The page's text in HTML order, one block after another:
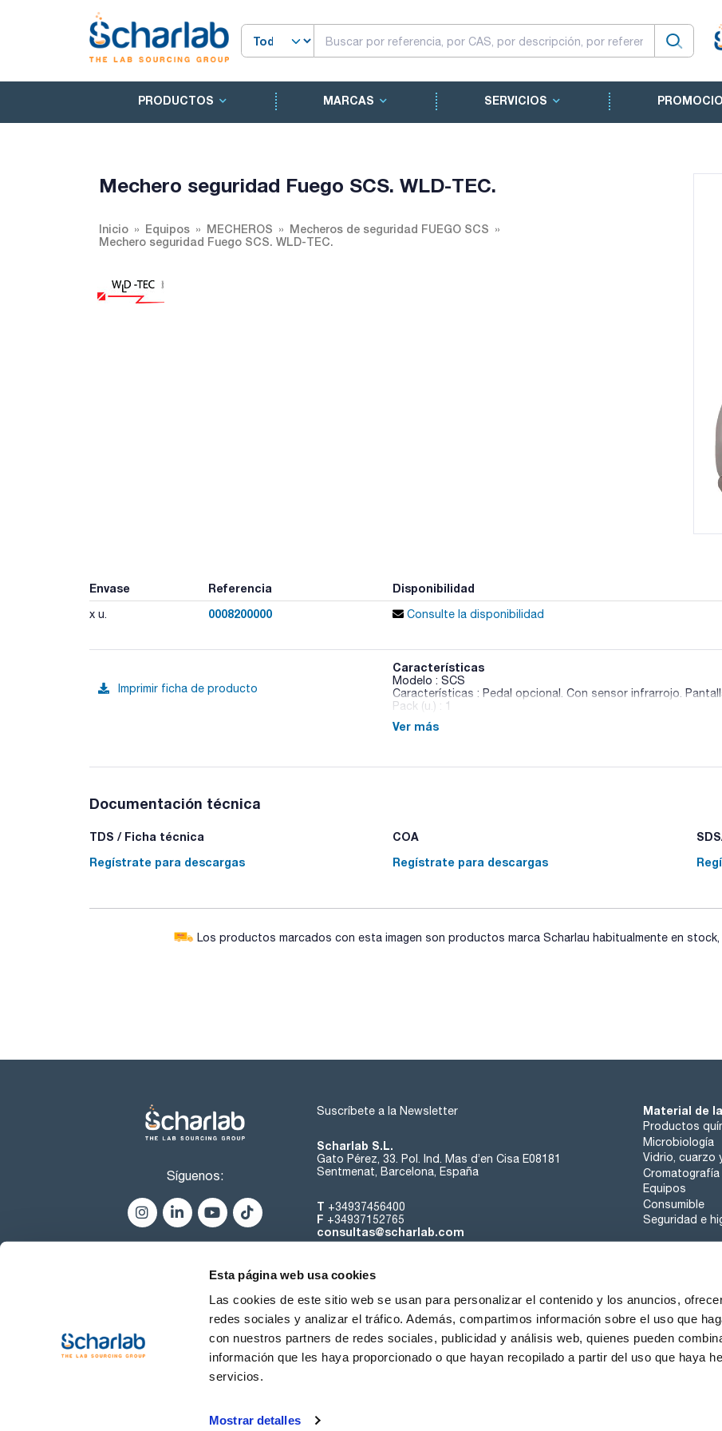
Esta página web usa cookies
Las cookies de este sitio web se usan para personalizar el contenido y los anuncios,
redes sociales y analizar el tráfico. Además, compartimos información sobre el uso que
con nuestros partners de redes sociales, publicidad y análisis web, quienes pueden
información que les haya proporcionado o que hayan recopilado a partir del uso que haya
servicios.
Mostrar detalles
PRODUCTOS MARCAS SERVICIOS
Mechero seguridad Fuego SCS. WLD-TEC.
Inicio Equipos MECHEROS
Mecheros de seguridad FUEGO SCS
Mechero seguridad Fuego SCS. WLD-TEC.
Envase Referencia Disponibilidad
x u. 0008200000 Consulte la disponibilidad
Imprimir ficha de producto
Características
Modelo : SCS
Características : Pedal opcional. Con sensor infrarrojo.
Pack (u.) : 1
Mecheros de diseño moderno. Reduce turbulencias en el
Ver más
Documentación técnica
TDS / Ficha técnica
Regístrate para descargas
COA
Regístrate para descargas
Los productos marcados con esta imagen son productos marca Scharlau habitualmente en
Síguenos:
Suscríbete a la Newsletter
Scharlab S.L.
Gato Pérez, 33. Pol. Ind. Mas d’en Cisa E08181
Sentmenat, Barcelona, España
T +34937456400
F +34937152765
consultas@scharlab.com
Material de
Productos
Microbiología
Vidrio, cuarzo
Cromatografía
Equipos
Consumible
Seguridad e
Sobre nosotros Contacta Noticias Trabaja con
Condiciones de uso